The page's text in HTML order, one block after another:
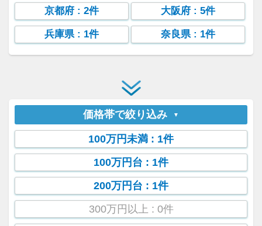
京都府 : 2件 大阪府: 5件
兵庫県: 1件 奈良県: 1件
価格帯で絞り込み
100万円未満 : 1件
100万円台 : 1件
200万円台 : 1件
300万円以上 : 0件